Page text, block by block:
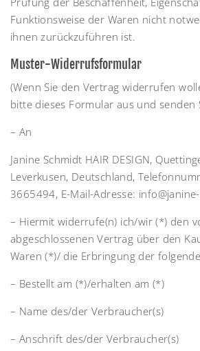
Funktionsweise der Waren nicht
ihnen zurückzuführen ist.
Muster-Widerrufsformular
(Wenn Sie den Vertrag widerrufen
bitte dieses Formular aus und senden
– An
Janine Schmidt HAIR DESIGN,
Leverkusen, Deutschland,
3665494, E-Mail-Adresse:
– Hiermit widerrufe(n) ich/wir (*) den
abgeschlossenen Vertrag über den
Waren (*)/ die Erbringung der
– Bestellt am (*)/erhalten am (*)
– Name des/der Verbraucher(s)
– Anschrift des/der Verbraucher(s)